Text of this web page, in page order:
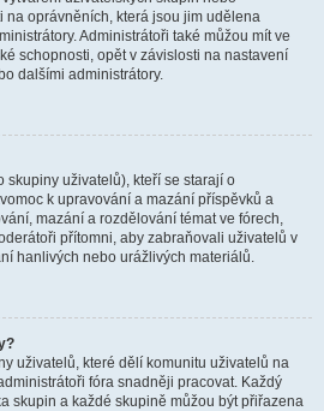
na oprávněních, která jsou jim udělena
Administrátoři také můžou mít ve
schopnosti, opět v závislosti na nastavení
dalšími administrátory.
skupiny uživatelů), kteří se starají o
k upravování a mazání příspěvků a
mazání a rozdělování témat ve fórech,
přítomni, aby zabraňovali uživatelů v
hanlivých nebo urážlivých materiálů.
uživatelů, které dělí komunitu uživatelů na
fóra snadněji pracovat. Každý
skupin a každé skupině můžou být přiřazena